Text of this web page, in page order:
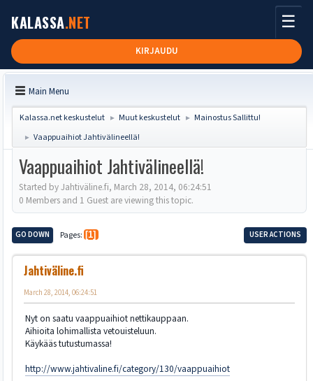
KALASSA.NET
KIRJAUDU
☰
Main Menu
Kalassa.net keskustelut ► Muut keskustelut ► Mainostus Sallittu!
► Vaappuaihiot Jahtivälineellä!
Vaappuaihiot Jahtivälineellä!
Started by Jahtiväline.fi, March 28, 2014, 06:24:51
0 Members and 1 Guest are viewing this topic.
GO DOWN Pages 1 USER ACTIONS
Jahtiväline.fi
March 28, 2014, 06:24:51
Nyt on saatu vaappuaihiot nettikauppaan.
Aihioita lohimallista vetouisteluun.
Käykääs tutustumassa!
http://www.jahtivaline.fi/category/130/vaappuaihiot